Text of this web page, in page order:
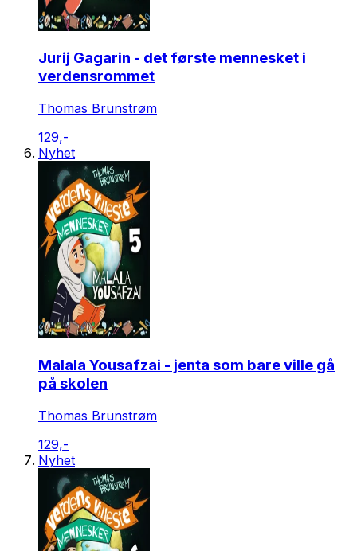
Jurij Gagarin - det første mennesket i
verdensrommet
Thomas Brunstrøm
129,-
Nyhet
Malala Yousafzai - jenta som bare ville gå
på skolen
Thomas Brunstrøm
129,-
Nyhet